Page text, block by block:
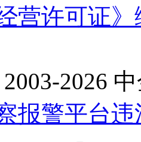
营许可证
2026
报警平台违